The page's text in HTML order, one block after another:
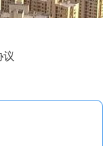
议